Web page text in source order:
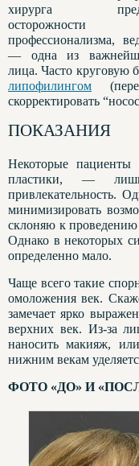
хирурга
профессионализма,
— одна из
лица. Часто круговую
липофилингом
скорректировать
ПОКАЗАНИЯ
Некоторые пациенты
пластики, —
привлекательность.
минимизировать
склоняю к
Однако в некоторых
определенно мало.
Чаще всего такие
омоложения век.
замечает ярко
верхних век. Из-за
наносить макияж,
нижним векам
ФОТО «ДО» И